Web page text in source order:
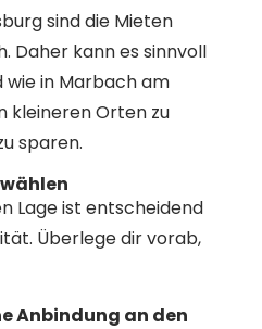
sind die Mieten
Daher kann es sinnvoll
wie in Marbach am
kleineren Orten zu
sparen.
Lage ist entscheidend
Überlege dir vorab,
Anbindung an den